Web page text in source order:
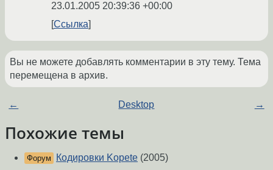
23.01.2005 20:39:36 +00:00
Ссылка
Вы не можете добавлять комментарии в эту тему. Тема
перемещена в архив.
← Desktop →
Похожие темы
Форум Кодировки Kopete (2005)